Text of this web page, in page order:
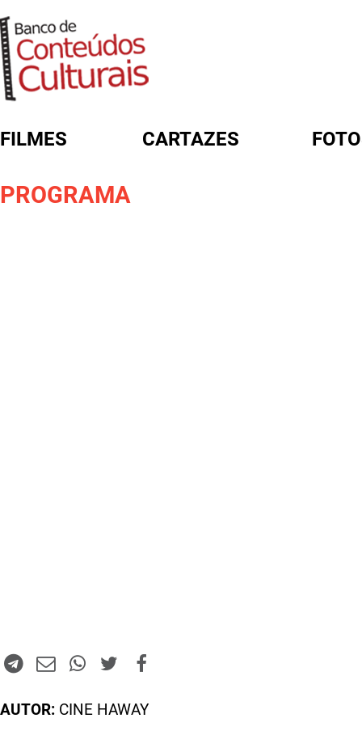
FILMES CARTAZES
PROGRAMA
AUTOR: CINE HAWAY
FORMULÁRIO DE BUSCA